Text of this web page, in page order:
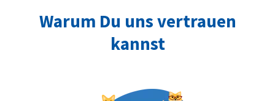
Warum Du uns vertrauen
kannst